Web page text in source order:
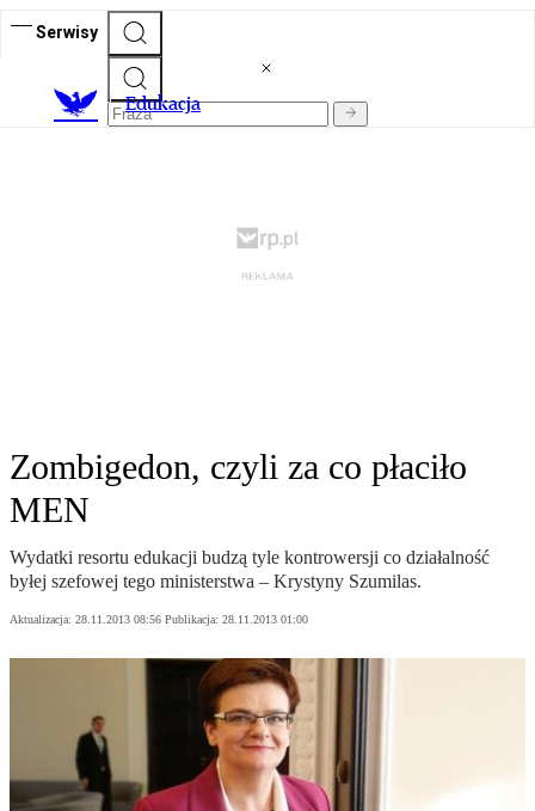
Serwisy
Edukacja
Zombigedon, czyli za co płaciło
MEN
Wydatki resortu edukacji budzą tyle kontrowersji co działalność
byłej szefowej tego ministerstwa – Krystyny Szumilas.
Aktualizacja: 28.11.2013 08:56 Publikacja: 28.11.2013 01:00